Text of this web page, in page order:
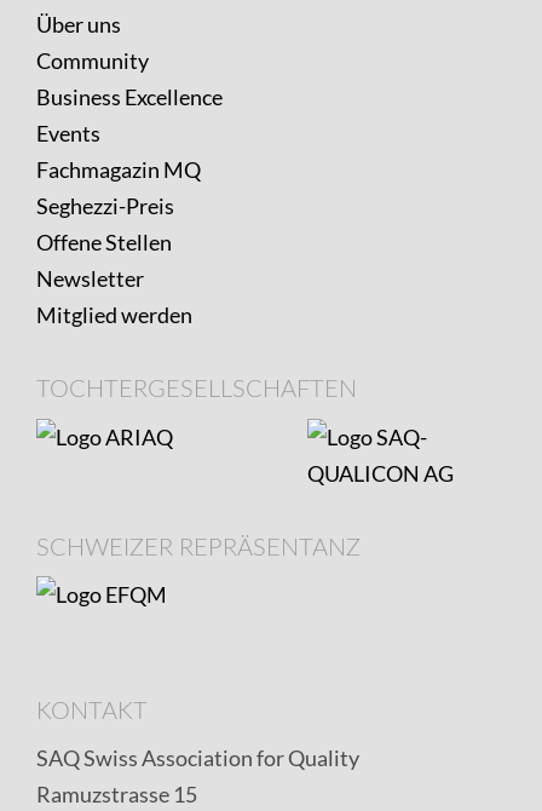
Über uns
Community
Business Excellence
Events
Fachmagazin MQ
Seghezzi-Preis
Offene Stellen
Newsletter
Mitglied werden
TOCHTERGESELLSCHAFTEN
SCHWEIZER REPRÄSENTANZ
KONTAKT
SAQ Swiss Association for Quality
Ramuzstrasse 15